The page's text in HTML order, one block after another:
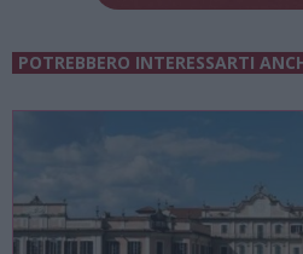
POTREBBERO INTERESSARTI